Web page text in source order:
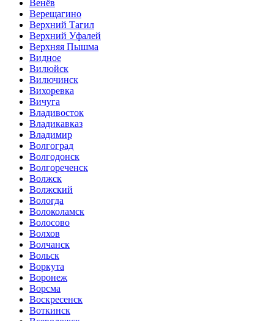
Венёв
Верещагино
Верхний Тагил
Верхний Уфалей
Верхняя Пышма
Видное
Вилюйск
Вилючинск
Вихоревка
Вичуга
Владивосток
Владикавказ
Владимир
Волгоград
Волгодонск
Волгореченск
Волжск
Волжский
Вологда
Волоколамск
Волосово
Волхов
Волчанск
Вольск
Воркута
Воронеж
Ворсма
Воскресенск
Воткинск